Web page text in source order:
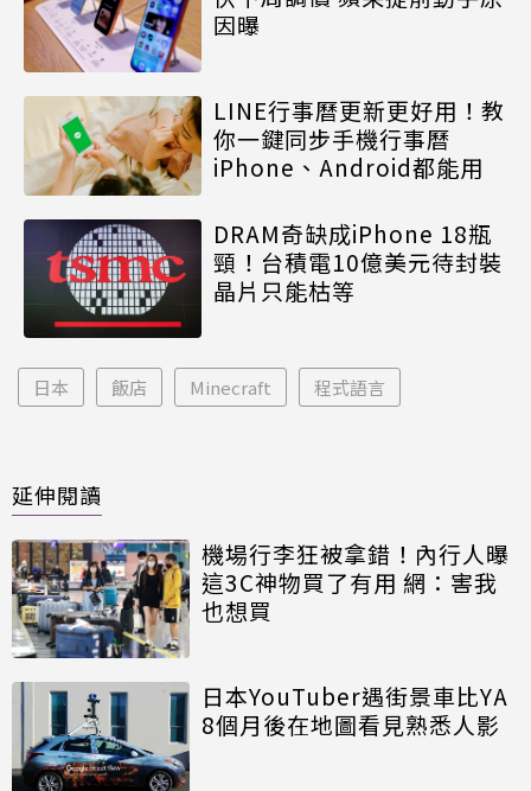
因曝
LINE行事曆更新更好用！教
你一鍵同步手機行事曆
iPhone、Android都能用
DRAM奇缺成iPhone 18瓶
頸！台積電10億美元待封裝
晶片只能枯等
日本 飯店 Minecraft 程式語言
延伸閱讀
機場行李狂被拿錯！內行人曝
這3C神物買了有用 網：害我
也想買
日本YouTuber遇街景車比YA
8個月後在地圖看見熟悉人影